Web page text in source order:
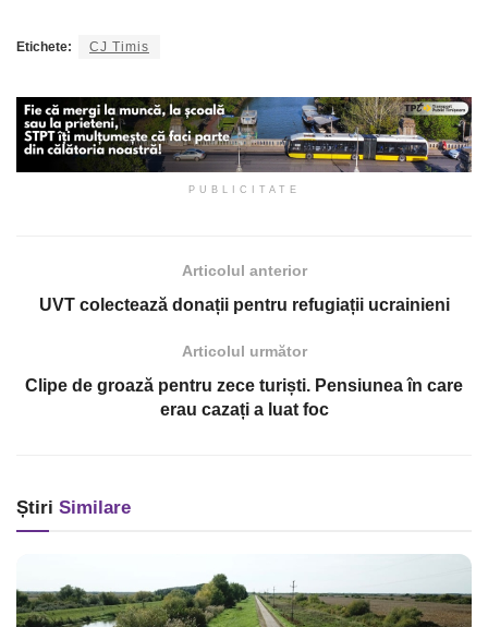
Etichete: CJ Timis
PUBLICITATE
Articolul anterior
UVT colectează donații pentru refugiații ucrainieni
Articolul următor
Clipe de groază pentru zece turiști. Pensiunea în care
erau cazați a luat foc
Știri Similare